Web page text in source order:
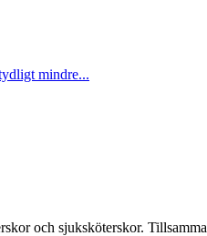
mindre...
och sjuksköterskor.